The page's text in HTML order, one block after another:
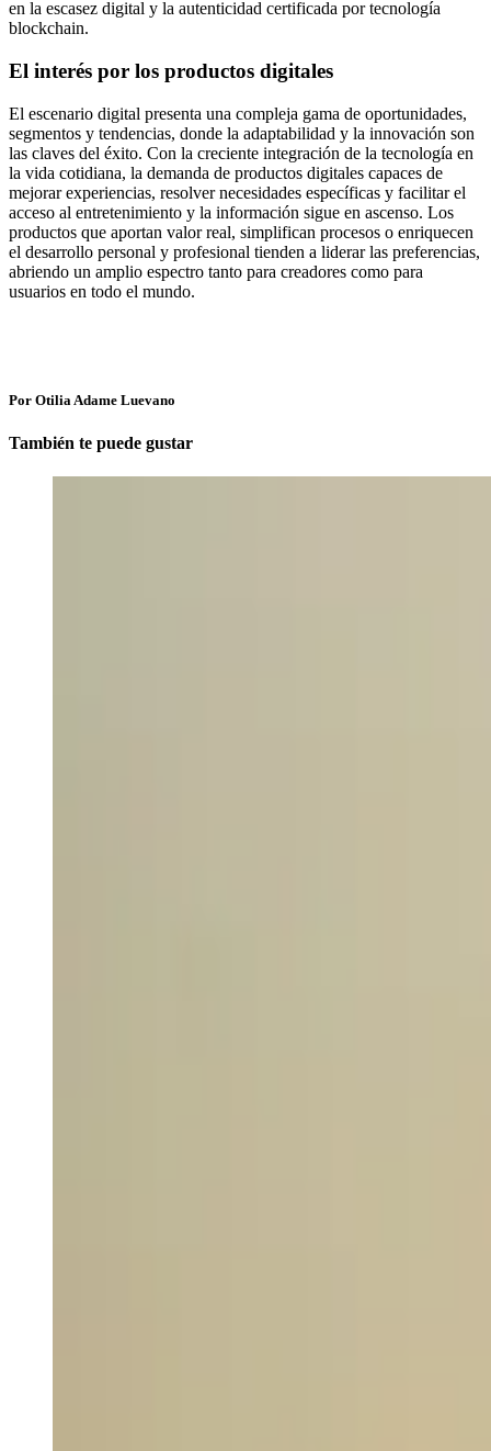
en la escasez digital y la autenticidad certificada por tecnología
blockchain.
El interés por los productos digitales
El escenario digital presenta una compleja gama de oportunidades,
segmentos y tendencias, donde la adaptabilidad y la innovación son
las claves del éxito. Con la creciente integración de la tecnología en
la vida cotidiana, la demanda de productos digitales capaces de
mejorar experiencias, resolver necesidades específicas y facilitar el
acceso al entretenimiento y la información sigue en ascenso. Los
productos que aportan valor real, simplifican procesos o enriquecen
el desarrollo personal y profesional tienden a liderar las preferencias,
abriendo un amplio espectro tanto para creadores como para
usuarios en todo el mundo.
Por Otilia Adame Luevano
También te puede gustar